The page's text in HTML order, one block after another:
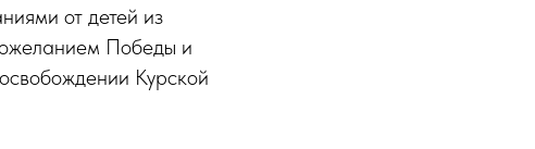
от детей из
Победы и
Курской